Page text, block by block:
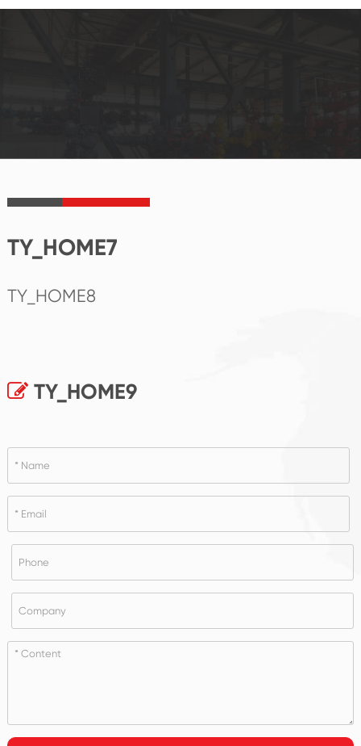
TY_HOME7
TY_HOME8
TY_HOME9